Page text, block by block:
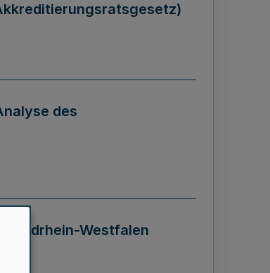
des
Nordrhein-Westfalen